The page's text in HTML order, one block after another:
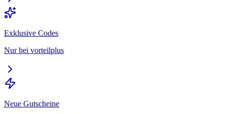
Exklusive Codes
Nur bei vorteilplus
Neue Gutscheine